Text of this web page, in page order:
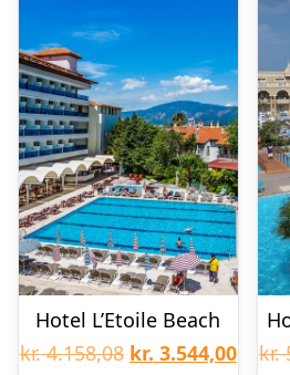
Hotel L’Etoile Beach
kr.4.158,08 Den
kr. 3.544,00Den
kr.